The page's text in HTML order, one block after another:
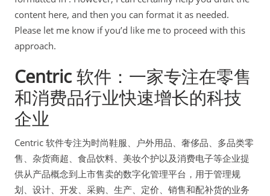
content here, and then you can format it as needed.
Please let me know if you’d like me to proceed with this
approach.
Centric 软件：一家专注在零售
和消费品行业快速增长的科技
企业
Centric 软件专注为时尚鞋服、户外用品、奢侈品、多品类零
售、杂货商超、食品饮料、美妆个护以及消费电子等企业提
供从产品概念到上市售卖的数字化管理平台，用于管理规
划、设计、开发、采购、生产、定价、销售和配补货的业务